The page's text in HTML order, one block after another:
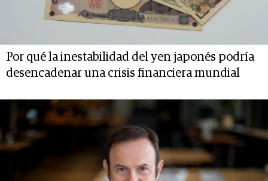
Por qué la inestabilidad del yen japonés podría
desencadenar una crisis financiera mundial